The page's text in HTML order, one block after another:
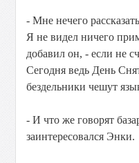
- Мне нечего
Я не видел ничего
добавил он, - если не
Сегодня ведь День
бездельники чешут
- И что же говорят
заинтересовался Энки.